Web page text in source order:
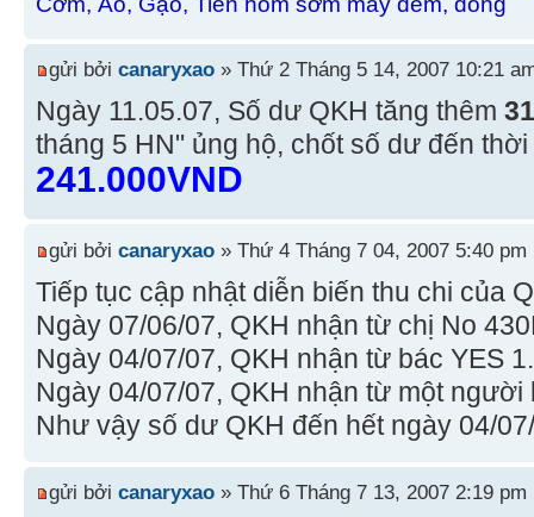
gửi bởi canaryxao » Thứ 2 Tháng 5 14, 2007 10:21
Ngày 11.05.07, Số dư QKH tăng thêm
tháng 5 HN" ủng hộ, chốt số dư đến
241.000VND
gửi bởi canaryxao » Thứ 4 Tháng 7 04, 2007 5:40 pm
Tiếp tục cập nhật diễn biến thu chi của
Ngày 07/06/07, QKH nhận từ chị No
Ngày 04/07/07, QKH nhận từ bác YES
Ngày 04/07/07, QKH nhận từ một người
Như vậy số dư QKH đến hết ngày 04/
gửi bởi canaryxao » Thứ 6 Tháng 7 13, 2007 2:19 pm